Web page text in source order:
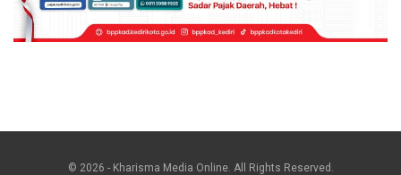
© 2026 - Kharisma Media Online. All Rights Reserved.